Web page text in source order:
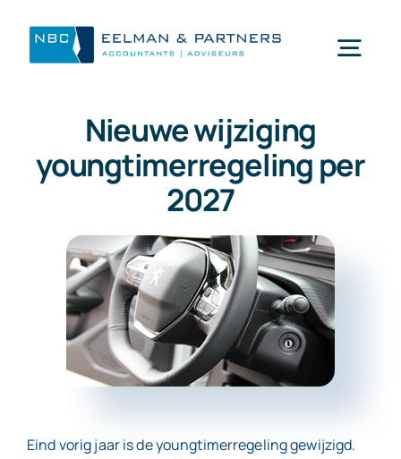
inhoud
Wat doen wij
Wie zijn wij
Mijn NBC Eelman & Partners
Nieuws
Werken bij
Nieuwe wijziging
youngtimerregeling per
2027
Eind vorig jaar is de youngtimerregeling gewijzigd.